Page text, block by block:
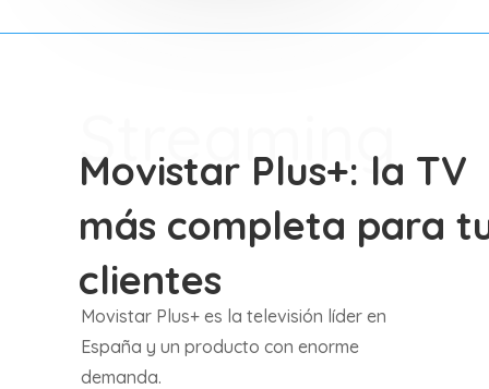
Streaming
Movistar Plus+: la TV
más completa para
clientes
Movistar Plus+ es la televisión líder en
España y un producto con enorme
demanda.